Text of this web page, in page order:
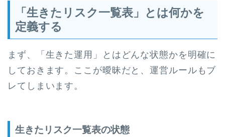
「生きたリスク一覧表」とは何かを
定義する
まず、「生きた運用」とはどんな状態かを明確に
しておきます。ここが曖昧だと、運営ルールもブ
レてしまいます。
生きたリスク一覧表の状態